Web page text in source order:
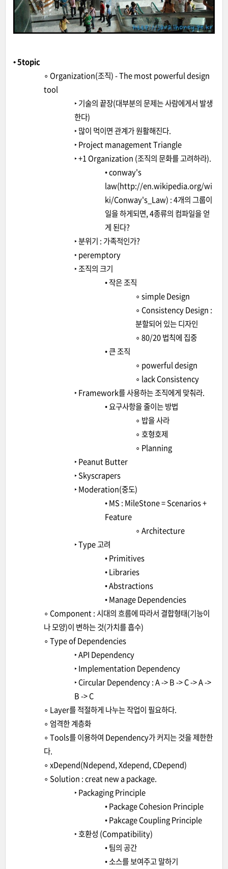
• 5topic
∘ Organization(조직) - The most powerful design
tool
‣ 기술의 끝장(대부분의 문제는 사람에게서 발생
한다)
‣ 많이 먹이면 관계가 원활해진다.
‣ Project management Triangle
‣ +1 Organization (조직의 문화를 고려하라).
• conway's
law(http://en.wikipedia.org/wi
ki/Conway's_Law) : 4개의 그룹이
일을 하게되면, 4종류의 컴파일을 얻
게 된다?
‣ 분위기 : 가족적인가?
‣ peremptory
‣ 조직의 크기
• 작은 조직
∘ simple Design
∘ Consistency Design :
분할되어 있는 디자인
∘ 80/20 법칙에 집중
• 큰 조직
∘ powerful design
∘ lack Consistency
‣ Framework를 사용하는 조직에게 맞춰라.
• 요구사항을 줄이는 방법
∘ 밥을 사라
∘ 호형호제
∘ Planning
‣ Peanut Butter
‣ Skyscrapers
‣ Moderation(중도)
• MS : MileStone = Scenarios +
Feature
∘ Architecture
‣ Type 고려
• Primitives
• Libraries
• Abstractions
• Manage Dependencies
∘ Component : 시대의 흐름에 따라서 결합형태(기능이
나 모양)이 변하는 것(가치를 흡수)
∘ Type of Dependencies
‣ API Dependency
‣ Implementation Dependency
‣ Circular Dependency : A -> B -> C -> A ->
B -> C
∘ Layer를 적절하게 나누는 작업이 필요하다.
∘ 엄격한 계층화
∘ Tools를 이용하여 Dependency가 커지는 것을 제한한
다.
∘ xDepend(Ndepend, Xdepend, CDepend)
∘ Solution : creat new a package.
‣ Packaging Principle
• Package Cohesion Principle
• Pakcage Coupling Principle
‣ 호환성 (Compatibility)
• 팀의 공간
• 소스를 보여주고 말하기